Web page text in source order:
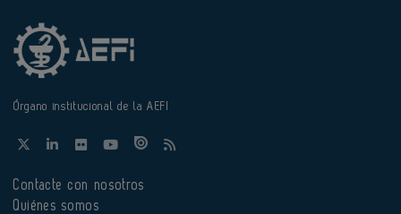
Órgano institucional de la AEFI
Contacte con nosotros
Quiénes somos